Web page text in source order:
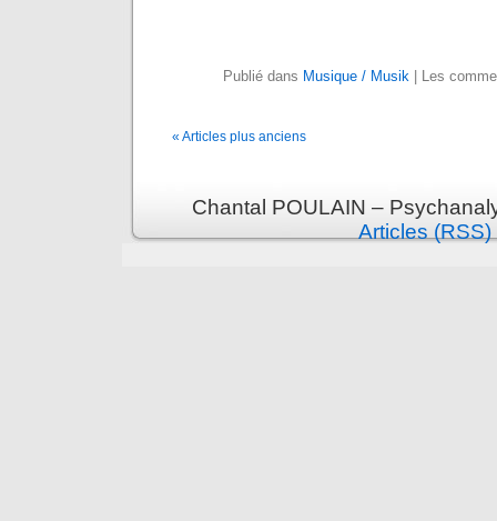
Publié dans Musique / Musik| Les
« Articles plus anciens
Chantal POULAIN –
Articles (RSS)